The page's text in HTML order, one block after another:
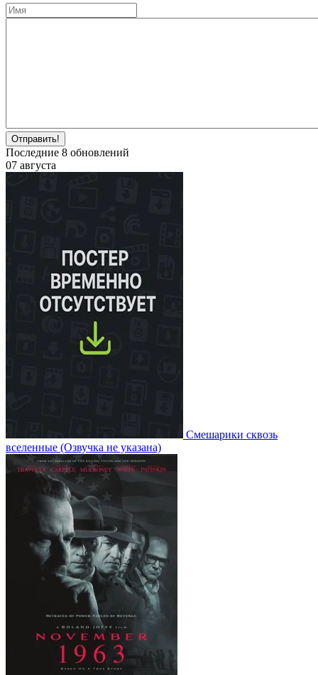
Отправить!
Последние 8 обновлений
07 августа
Смешарики сквозь
вселенные (Озвучка не указана)